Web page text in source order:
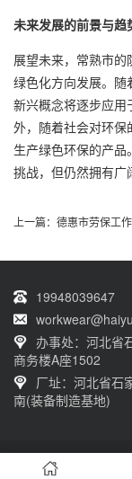
未来发展的前景与趋
展望未来，常熟市的
绿色化方向发展。
新兴概念将逐步应
外，随着社会对环
生产绿色环保的产
挑战，但仍然拥有广
上一篇： 德惠市劳保工
19948039647
办事处：河北省
商务楼A座1502
厂址：河北省石
南(装备制造基地)
20230601001版权归石